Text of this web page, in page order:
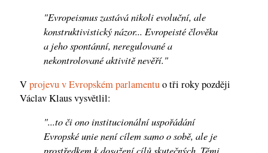
"Evropeismus zastává nikoli evoluční, ale
konstruktivistický názor... Evropeisté člověku
a jeho spontánní, neregulované a
nekontrolované aktivitě nevěří."
Vprojevu v Evropském parlamentuo tři roky později
Václav Klaus vysvětlil:
"...to či ono institucionální uspořádání
Evropské unie není cílem samo o sobě, ale je
prostředkem k dosažení cílů skutečných. Těmi